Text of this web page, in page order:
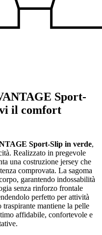
Sport-
il comfort
Sport-Slip in verde,
Realizzato in pregevole
una costruzione jersey che
comprovata. La sagoma
garantendo indossabilità
senza rinforzo frontale
perfetto per attività
mantiene la pelle
affidabile, confortevole e